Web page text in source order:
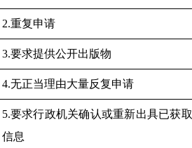
2.重复申请
3.要求提供公开出版物
4.无正当理由大量反复申请
5.要求行政机关确认或重新出具已获取
信息